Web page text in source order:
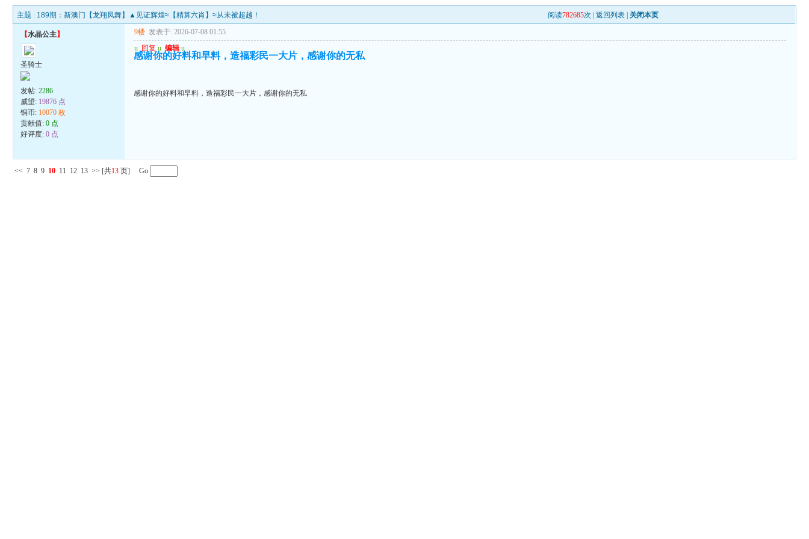
主题 : 189期：新澳门【龙翔凤舞】▲见证辉煌≈【精算六肖】≈从未被超越！ 阅读782685次 |返回列表 关闭本页
【水晶公主】
圣骑士
发帖:2286
威望: 19876 点
铜币: 10070 枚
贡献值:0 点
好评度:0 点
9楼 发表于: 2026-07-08 01:55
u 回复 u 编辑 u
感谢你的好料和早料，造福彩民一大片，感谢你的无私
感谢你的好料和早料，造福彩民一大片，感谢你的无私
<< 7 8 9 10 11 12 13 >> [共13 页] Go